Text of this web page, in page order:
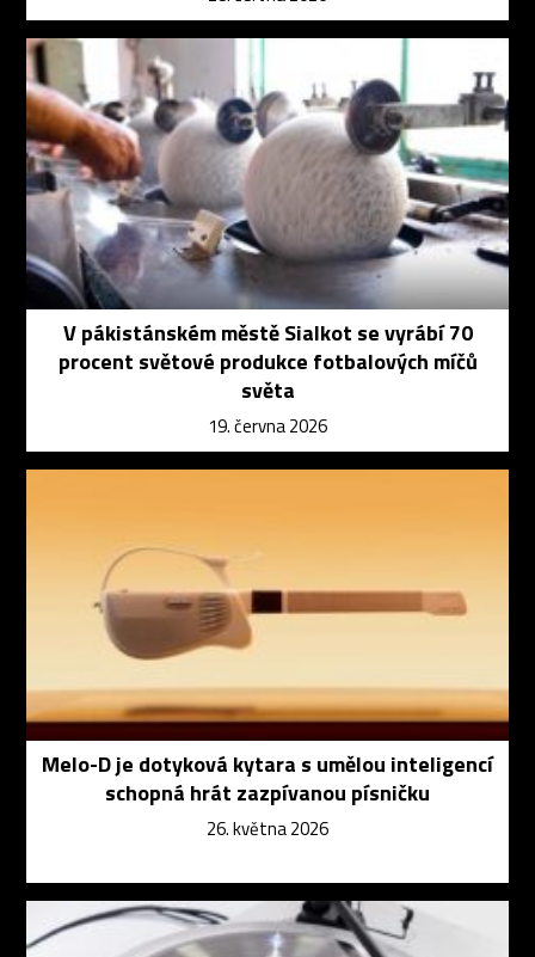
V pákistánském městě Sialkot se vyrábí 70
procent světové produkce fotbalových míčů
světa
19. června 2026
Melo-D je dotyková kytara s umělou inteligencí
schopná hrát zazpívanou písničku
26. května 2026